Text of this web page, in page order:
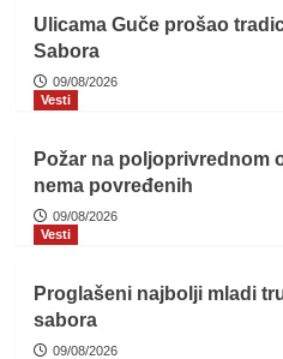
Ulicama Guče prošao
Sabora
09/08/2026
Vesti
Požar na poljoprivrednom
nema povređenih
09/08/2026
Vesti
Proglašeni najbolji mladi
sabora
09/08/2026